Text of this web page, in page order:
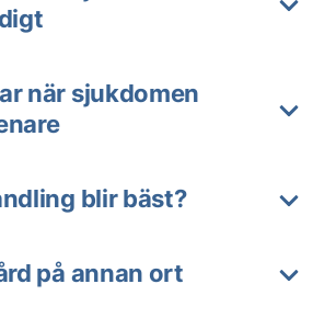
när sjukdomen
blir bäst?
på annan ort